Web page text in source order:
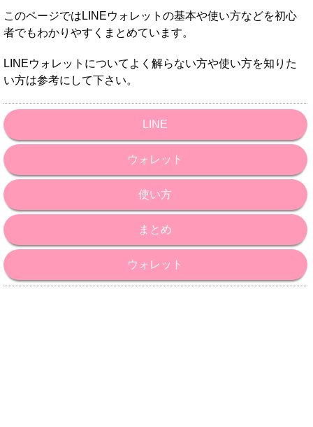
このページではLINEウォレットの基本や使い方などを初心
者でもわかりやすくまとめています。
LINEウォレットについてよく解らない方や使い方を知りた
い方は参考にして下さい。
LINE
ウォレット
使い方
まとめ
ウォレット